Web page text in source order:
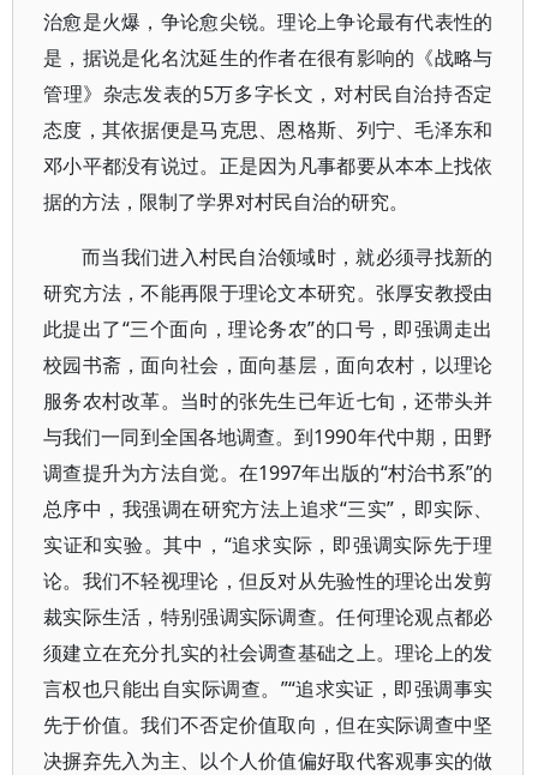
治愈是火爆，争论愈尖锐。理论上争论最有代表性的
是，据说是化名沈延生的作者在很有影响的《战略与
管理》杂志发表的5万多字长文，对村民自治持否定
态度，其依据便是马克思、恩格斯、列宁、毛泽东和
邓小平都没有说过。正是因为凡事都要从本本上找依
据的方法，限制了学界对村民自治的研究。
而当我们进入村民自治领域时，就必须寻找新的
研究方法，不能再限于理论文本研究。张厚安教授由
此提出了“三个面向，理论务农”的口号，即强调走出
校园书斋，面向社会，面向基层，面向农村，以理论
服务农村改革。当时的张先生已年近七旬，还带头并
与我们一同到全国各地调查。到1990年代中期，田野
调查提升为方法自觉。在1997年出版的“村治书系”的
总序中，我强调在研究方法上追求“三实”，即实际、
实证和实验。其中，“追求实际，即强调实际先于理
论。我们不轻视理论，但反对从先验性的理论出发剪
裁实际生活，特别强调实际调查。任何理论观点都必
须建立在充分扎实的社会调查基础之上。理论上的发
言权也只能出自实际调查。”“追求实证，即强调事实
先于价值。我们不否定价值取向，但在实际调查中坚
决摒弃先入为主、以个人价值偏好取代客观事实的做